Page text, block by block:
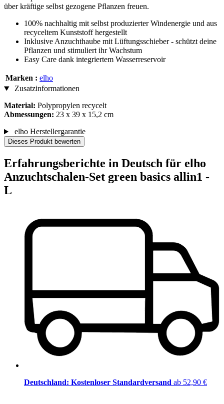
über kräftige selbst gezogene Pflanzen freuen.
100% nachhaltig mit selbst produzierter Windenergie und aus
recyceltem Kunststoff hergestellt
Inklusive Anzuchthaube mit Lüftungsschieber - schützt deine
Pflanzen und stimuliert ihr Wachstum
Easy Care dank integriertem Wasserreservoir
Marken : elho
Zusatzinformationen
Material: Polypropylen recycelt
Abmessungen: 23 x 39 x 15,2 cm
elho Herstellergarantie
Dieses Produkt bewerten
Erfahrungsberichte in Deutsch für elho
Anzuchtschalen-Set green basics allin1 -
L
Deutschland: Kostenloser Standardversand ab 52,90 €